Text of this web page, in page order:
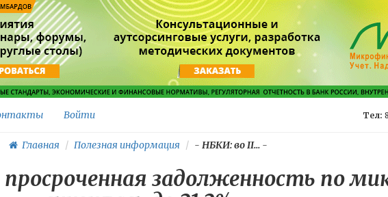
Войти Тел:
Главная Полезная информация - НБКИ: во II... -
задолженность по